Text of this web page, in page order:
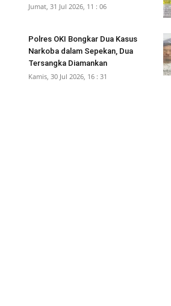
Jumat, 31 Jul 2026, 11 : 06
Polres OKI Bongkar Dua Kasus
Narkoba dalam Sepekan, Dua
Tersangka Diamankan
Kamis, 30 Jul 2026, 16 : 31